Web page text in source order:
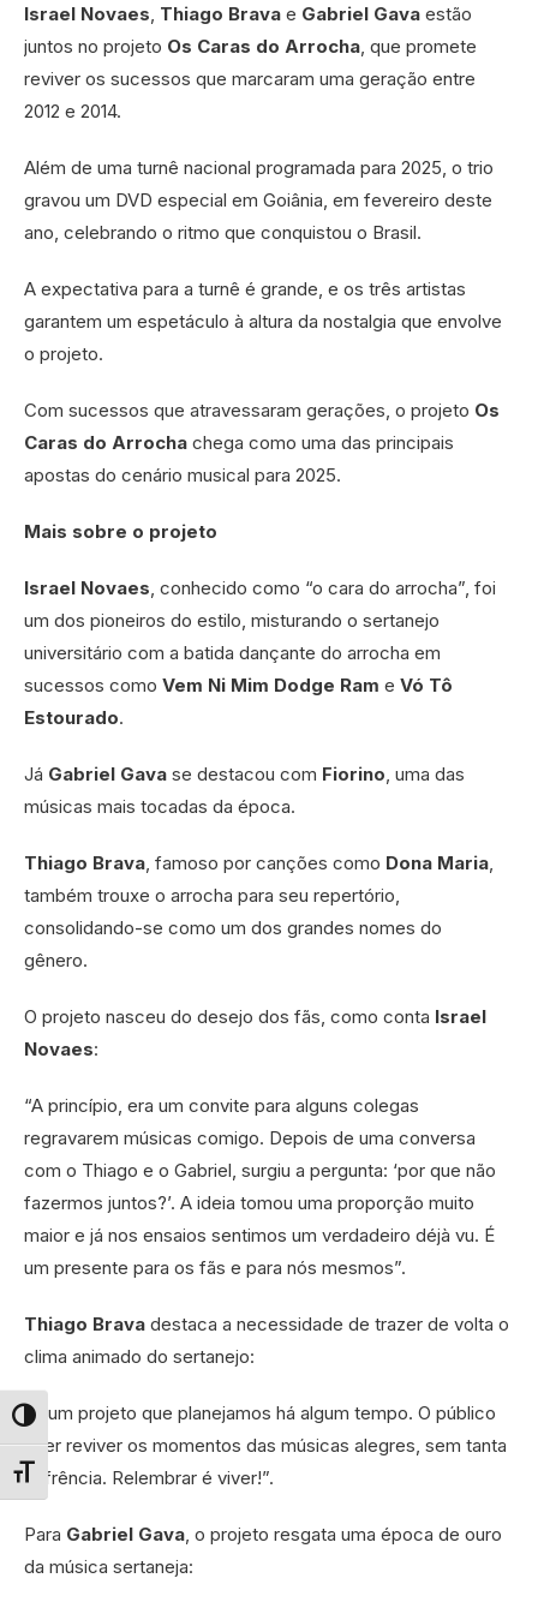
Alternar alto contraste
Alternar tamanho da fonte
Israel Novaes Thiago Brava e Gabriel Gava estão
juntos no projeto Os Caras do Arrocha , que promete
reviver os sucessos que marcaram uma geração entre
2012 e 2014.
Além de uma turnê nacional programada para 2025, o trio
gravou um DVD especial em Goiânia, em fevereiro deste
ano, celebrando o ritmo que conquistou o Brasil.
A expectativa para a turnê é grande, e os três artistas
garantem um espetáculo à altura da nostalgia que envolve
o projeto.
Com sucessos que atravessaram gerações, o projeto Os
Caras do Arrocha chega como uma das principais
apostas do cenário musical para 2025.
Mais sobre o projeto
Israel Novaes , conhecido como “o cara do arrocha”, foi
um dos pioneiros do estilo, misturando o sertanejo
universitário com a batida dançante do arrocha em
sucessos como Vem Ni Mim Dodge Ram e Vó Tô
Estourado.
Já Gabriel Gava se destacou com Fiorino , uma das
músicas mais tocadas da época.
Thiago Brava , famoso por canções como Dona Maria
também trouxe o arrocha para seu repertório,
consolidando-se como um dos grandes nomes do
gênero.
O projeto nasceu do desejo dos fãs, como conta Israel
Novaes:
“A princípio, era um convite para alguns colegas
regravarem músicas comigo. Depois de uma conversa
com o Thiago e o Gabriel, surgiu a pergunta: ‘por que não
fazermos juntos?’. A ideia tomou uma proporção muito
maior e já nos ensaios sentimos um verdadeiro déjà vu. É
um presente para os fãs e para nós mesmos”.
Thiago Brava destaca a necessidade de trazer de volta o
clima animado do sertanejo:
“É um projeto que planejamos há algum tempo. O público
quer reviver os momentos das músicas alegres, sem tanta
sofrência. Relembrar é viver!”.
Para Gabriel Gava , o projeto resgata uma época de ouro
da música sertaneja: